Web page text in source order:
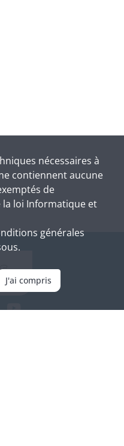
nécessaires à
contiennent aucune
de
la loi Informatique et
générales
J'ai compris